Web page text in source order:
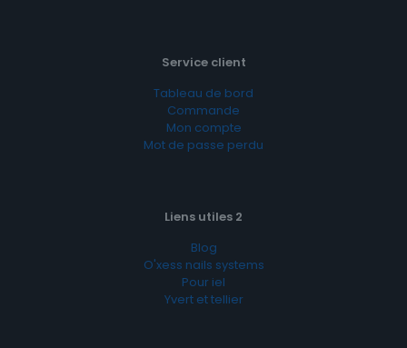
Service client
Tableau de bord
Commande
Mon compte
Mot de passe perdu
Liens utiles 2
Blog
O'xess nails systems
Pour iel
Yvert et tellier